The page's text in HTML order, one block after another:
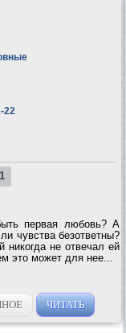
22
1
первая любовь? А
чувства безответны?
не отвечал ей
это может для нее...
ЧИТАТЬ